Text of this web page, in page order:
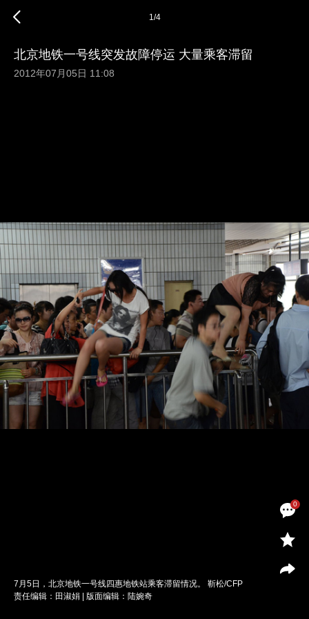
0
1/4
北京地铁一号线突发故障停运 大量乘客滞留
2012年07月05日 11:08
7月5日，北京地铁一号线四惠地铁站乘客滞留情况。 靳松/CFP
责任编辑：田淑娟 | 版面编辑：陆婉奇